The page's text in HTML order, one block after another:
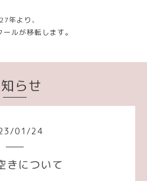
年より、
ルが移転します。
らせ
/01 /24
きについて